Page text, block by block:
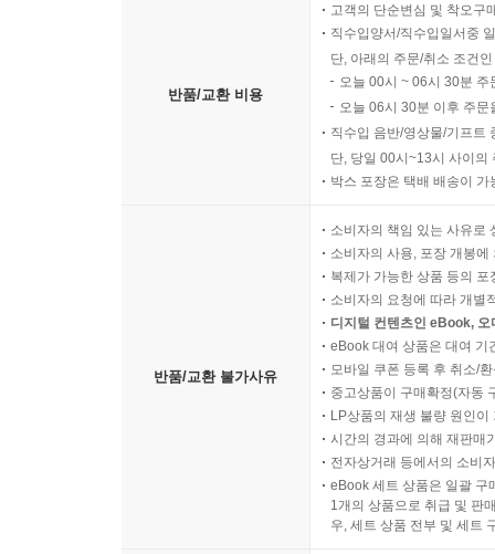
9.1.2 컨테이너로 실서비스를 하기 위한 기술
9.1.3 컨테이너 클라우드 적용 효과
9.3 컨테이너 서비스로 보는 ITIL
반품/교환 비용
고객의 단순변심 및 착오구
직수입양서/직수입일서중
단, 아래의 주문/취소 조건
오늘 00시 ~ 06시 30분
오늘 06시 30분 이후 주
직수입 음반/영상물/기프트
단, 당일 00시~13시 사이의
박스 포장은 택배 배송이
반품/교환 불가사유
소비자의 책임 있는 사유로
소비자의 사용, 포장 개봉
복제가 가능한 상품 등의
소비자의 요청에 따라 개별
디지털 컨텐츠인 eBook,
eBook 대여 상품은 대여 기
모바일 쿠폰 등록 후 취소/
중고상품이 구매확정(자동
LP상품의 재생 불량 원인
시간의 경과에 의해 재판매
전자상거래 등에서의 소비
eBook 세트 상품은 일괄 구
1개의 상품으로 취급 및 판
우, 세트 상품 전부 및 세트